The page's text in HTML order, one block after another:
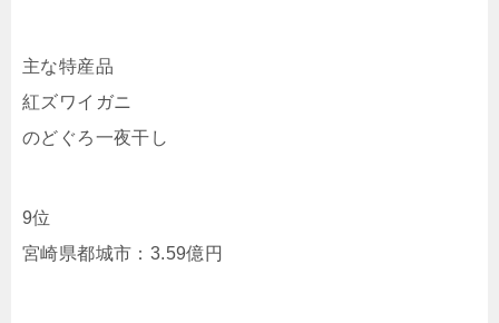
主な特産品
紅ズワイガニ
のどぐろ一夜干し
9位
宮崎県都城市：3.59億円